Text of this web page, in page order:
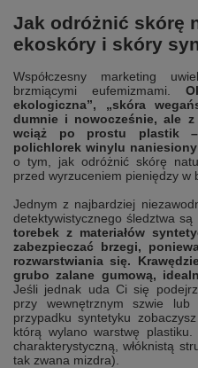
Jak odróżnić skórę
ekoskóry i skóry
Współczesny marketing
brzmiącymi eufemizmami.
ekologiczna”, „skóra
dumnie i nowocześnie, ale
wciąż po prostu plastik
polichlorek winylu
o tym, jak odróżnić skórę
przed wyrzuceniem pieniędzy w
Jednym z najbardziej
detektywistycznego śledztwa są
torebek z materiałów
zabezpieczać brzegi,
rozwarstwiania się.
grubo zalane gumową,
Jeśli jednak uda Ci się
przy wewnętrznym szwie
przypadku syntetyku
którą wylano warstwę
charakterystyczną, włóknistą
tak zwana mizdra).